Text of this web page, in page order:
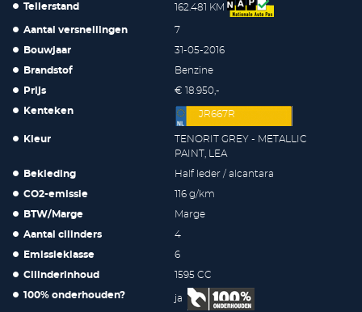
Tellerstand 162.481 KM
Aantal versnellingen 7
Bouwjaar 31-05-2016
Brandstof Benzine
Prijs € 18.950,-
Kenteken JR667R
Kleur
TENORIT GREY - METALLIC
PAINT, LEA
Bekleding Half leder / alcantara
CO2-emissie 116 g/km
BTW/Marge Marge
Aantal cilinders 4
Emissieklasse 6
Cilinderinhoud 1595 CC
100% onderhouden? ja